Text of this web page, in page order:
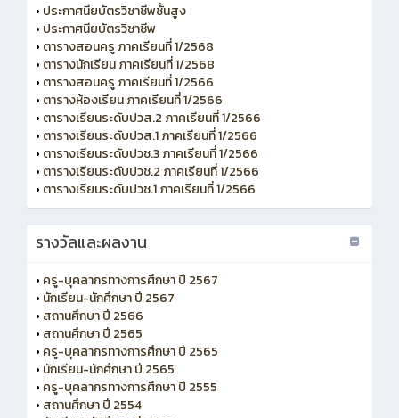
• ประกาศนียบัตรวิชาชีพชั้นสูง
• ประกาศนียบัตรวิชาชีพ
• ตารางสอนครู ภาคเรียนที่ 1/2568
• ตารางนักเรียน ภาคเรียนที่ 1/2568
• ตารางสอนครู ภาคเรียนที่ 1/2566
• ตารางห้องเรียน ภาคเรียนที่ 1/2566
• ตารางเรียนระดับปวส.2 ภาคเรียนที่ 1/2566
• ตารางเรียนระดับปวส.1 ภาคเรียนที่ 1/2566
• ตารางเรียนระดับปวช.3 ภาคเรียนที่ 1/2566
• ตารางเรียนระดับปวช.2 ภาคเรียนที่ 1/2566
• ตารางเรียนระดับปวช.1 ภาคเรียนที่ 1/2566
รางวัลและผลงาน
• ครู-บุคลากรทางการศึกษา ปี 2567
• นักเรียน-นักศึกษา ปี 2567
• สถานศึกษา ปี 2566
• สถานศึกษา ปี 2565
• ครู-บุคลากรทางการศึกษา ปี 2565
• นักเรียน-นักศึกษา ปี 2565
• ครู-บุคลากรทางการศึกษา ปี 2555
• สถานศึกษา ปี 2554